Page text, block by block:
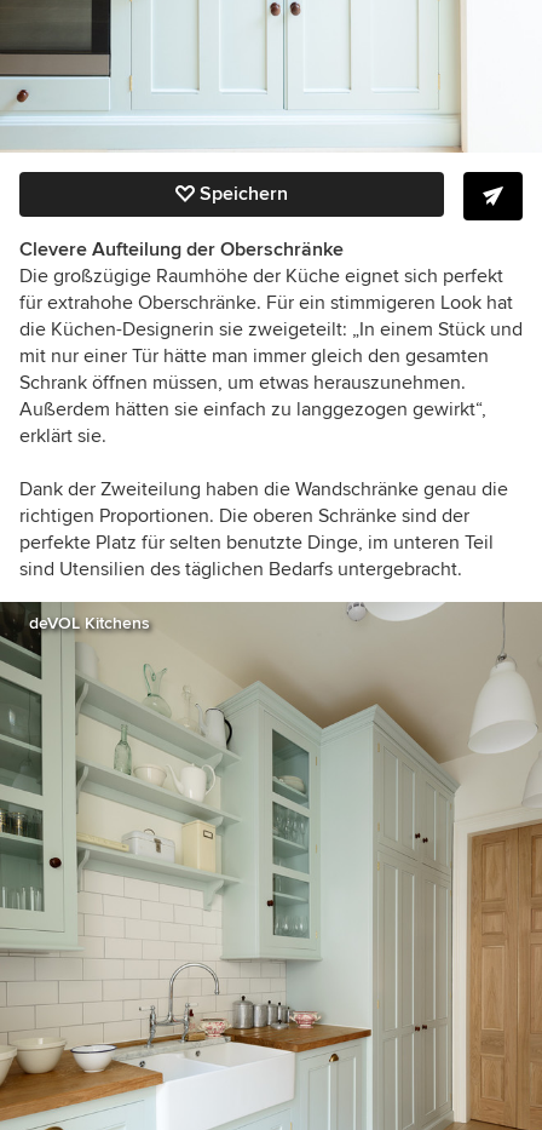
Speichern
Clevere Aufteilung der Oberschränke
Die großzügige Raumhöhe der Küche eignet sich perfekt
für extrahohe Oberschränke. Für ein stimmigeren Look hat
die Küchen-Designerin sie zweigeteilt: „In einem Stück und
mit nur einer Tür hätte man immer gleich den gesamten
Schrank öffnen müssen, um etwas herauszunehmen.
Außerdem hätten sie einfach zu langgezogen gewirkt“,
erklärt sie.
Dank der Zweiteilung haben die Wandschränke genau die
richtigen Proportionen. Die oberen Schränke sind der
perfekte Platz für selten benutzte Dinge, im unteren Teil
sind Utensilien des täglichen Bedarfs untergebracht.
deVOL Kitchens